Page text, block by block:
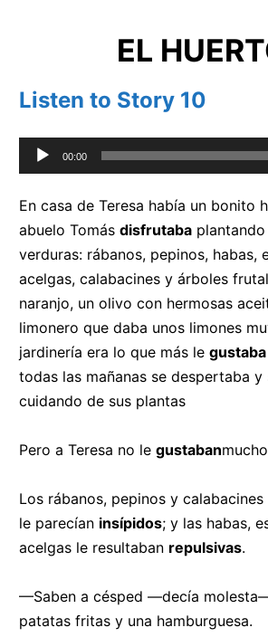
EL
Listen to Story 10
Audio
Player
00:00
En casa de Teresa había un bonito
abuelo Tomás disfrutaba
verduras: rábanos, pepinos, habas,
acelgas, calabacines y árboles
naranjo, un olivo con hermosas
limonero que daba unos limones
jardinería era lo que más le gustaba
todas las mañanas se despertaba y
cuidando de sus plantas
Pero a Teresa no le gustaban
Los rábanos, pepinos y calabacines
le parecían insípidos; y las habas,
acelgas le resultaban repulsivas.
—Saben a césped —decía
patatas fritas y una hamburguesa.